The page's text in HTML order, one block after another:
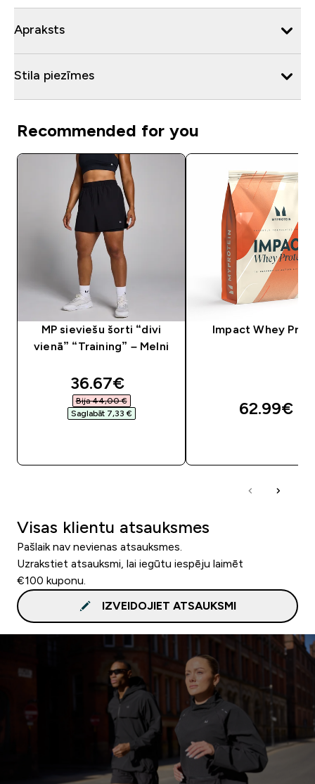
Apraksts
Stila piezīmes
Recommended for you
MP sieviešu šorti “divi
vienā” “Training” – Melni
discounted price
36.67€‎
Bija 44,00 €‎
Saglabāt 7,33 €‎
Impact Whey
62.99€‎
Visas klientu atsauksmes
Pašlaik nav nevienas atsauksmes.
Uzrakstiet atsauksmi, lai iegūtu iespēju laimēt
€100 kuponu.
IZVEIDOJIET ATSAUKSMI